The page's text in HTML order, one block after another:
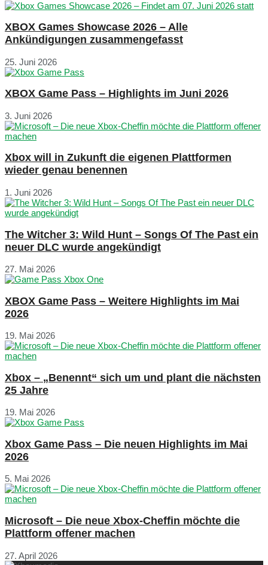
XBOX Games Showcase 2026 – Alle
Ankündigungen zusammengefasst
25. Juni 2026
XBOX Game Pass – Highlights im Juni 2026
3. Juni 2026
Xbox will in Zukunft die eigenen Plattformen
wieder genau benennen
1. Juni 2026
The Witcher 3: Wild Hunt – Songs Of The Past ein
neuer DLC wurde angekündigt
27. Mai 2026
XBOX Game Pass – Weitere Highlights im Mai
2026
19. Mai 2026
Xbox – „Benennt“ sich um und plant die nächsten
25 Jahre
19. Mai 2026
Xbox Game Pass – Die neuen Highlights im Mai
2026
5. Mai 2026
Microsoft – Die neue Xbox-Cheffin möchte die
Plattform offener machen
27. April 2026